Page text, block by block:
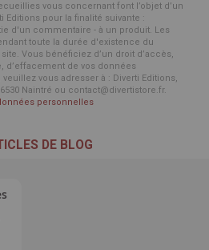
vous concernant font l’objet d’un
Editions pour la finalité suivante :
d'un commentaire - à un produit. Les
toute la durée d'existence du
Vous bénéficiez d’un droit d’accès,
d’effacement de vos données
vous adresser à : Diverti Editions,
Naintré ou contact@divertistore.fr.
personnelles
DE BLOG